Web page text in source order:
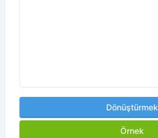
Dönüştürmek
Örnek